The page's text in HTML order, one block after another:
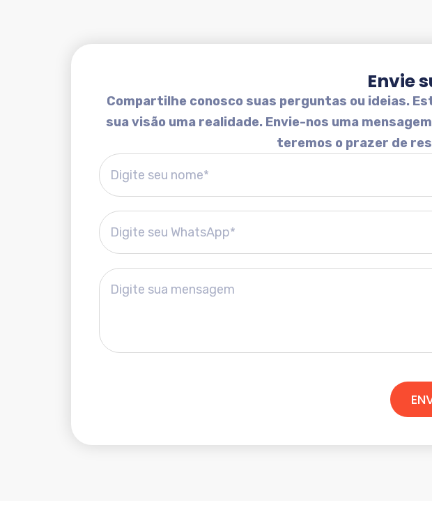
Envie
Compartilhe conosco suas perguntas ou ideias.
sua visão uma realidade. Envie-nos uma
teremos o prazer de